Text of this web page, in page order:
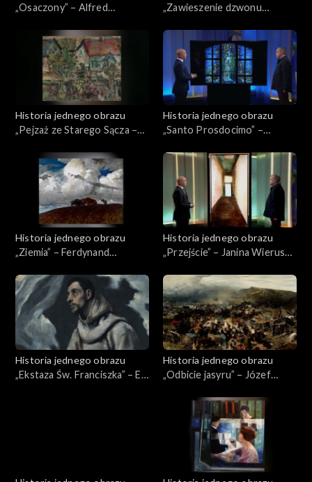
„Osaczony” – Alfred
„Zawieszenie dzwonu
Historia jednego obrazu
„Pejzaż ze Starego Sącza –
Historia jednego obrazu
„Santo Prosdocimo” –
Historia jednego obrazu
„Ziemia” – Ferdynand
Historia jednego obrazu
„Przejście” – Janina Wierusz-
Historia jednego obrazu
„Ekstaza Św. Franciszka” – El
Historia jednego obrazu
„Odbicie jasyru” – Józef